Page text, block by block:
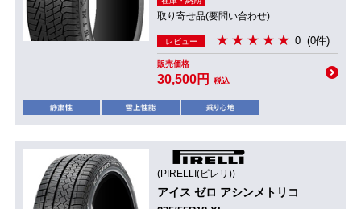
取り寄せ品(要問い合わせ)
レビュー 0 (0件)
販売価格
30,500円 税込
(PIRELLI(ピレリ))
アイス ゼロ アシンメトリコ